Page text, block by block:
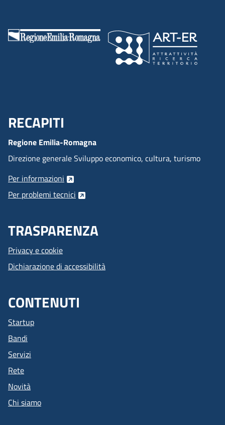
Menu Footer
RECAPITI
Regione Emilia-Romagna
Direzione generale Sviluppo economico, cultura, turismo
Per informazioni
Per problemi tecnici
TRASPARENZA
Privacy e cookie
Dichiarazione di accessibilità
CONTENUTI
Startup
Bandi
Servizi
Rete
Novità
Chi siamo